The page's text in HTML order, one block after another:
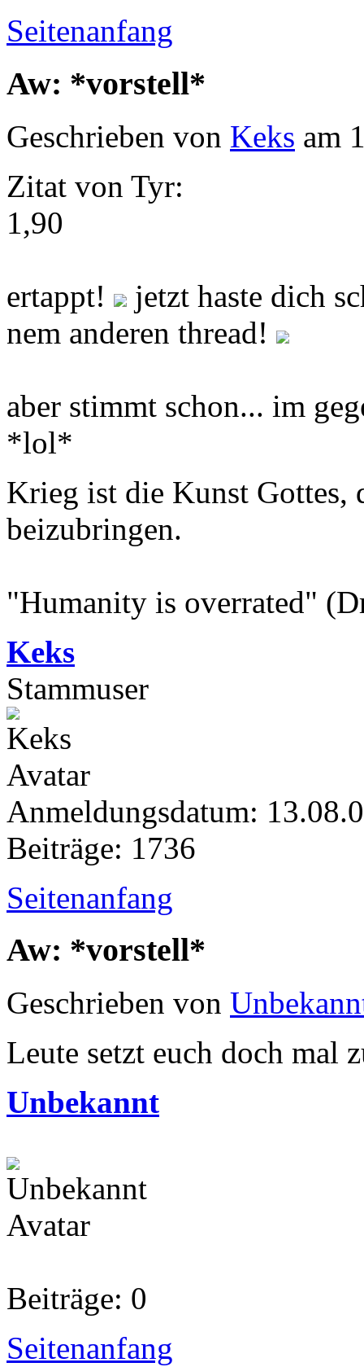
Seitenanfang
Aw: *vorstell*
Geschrieben von Keks am
Zitat von Tyr:
1,90
ertappt!
jetzt haste dich
nem anderen thread!
aber stimmt schon... im
*lol*
Krieg ist die Kunst Gottes,
beizubringen.
"Humanity is overrated"
Keks
Stammuser
Anmeldungsdatum:
Beiträge: 1736
Seitenanfang
Aw: *vorstell*
Geschrieben von
Leute setzt euch doch mal
Unbekannt
Beiträge: 0
Seitenanfang